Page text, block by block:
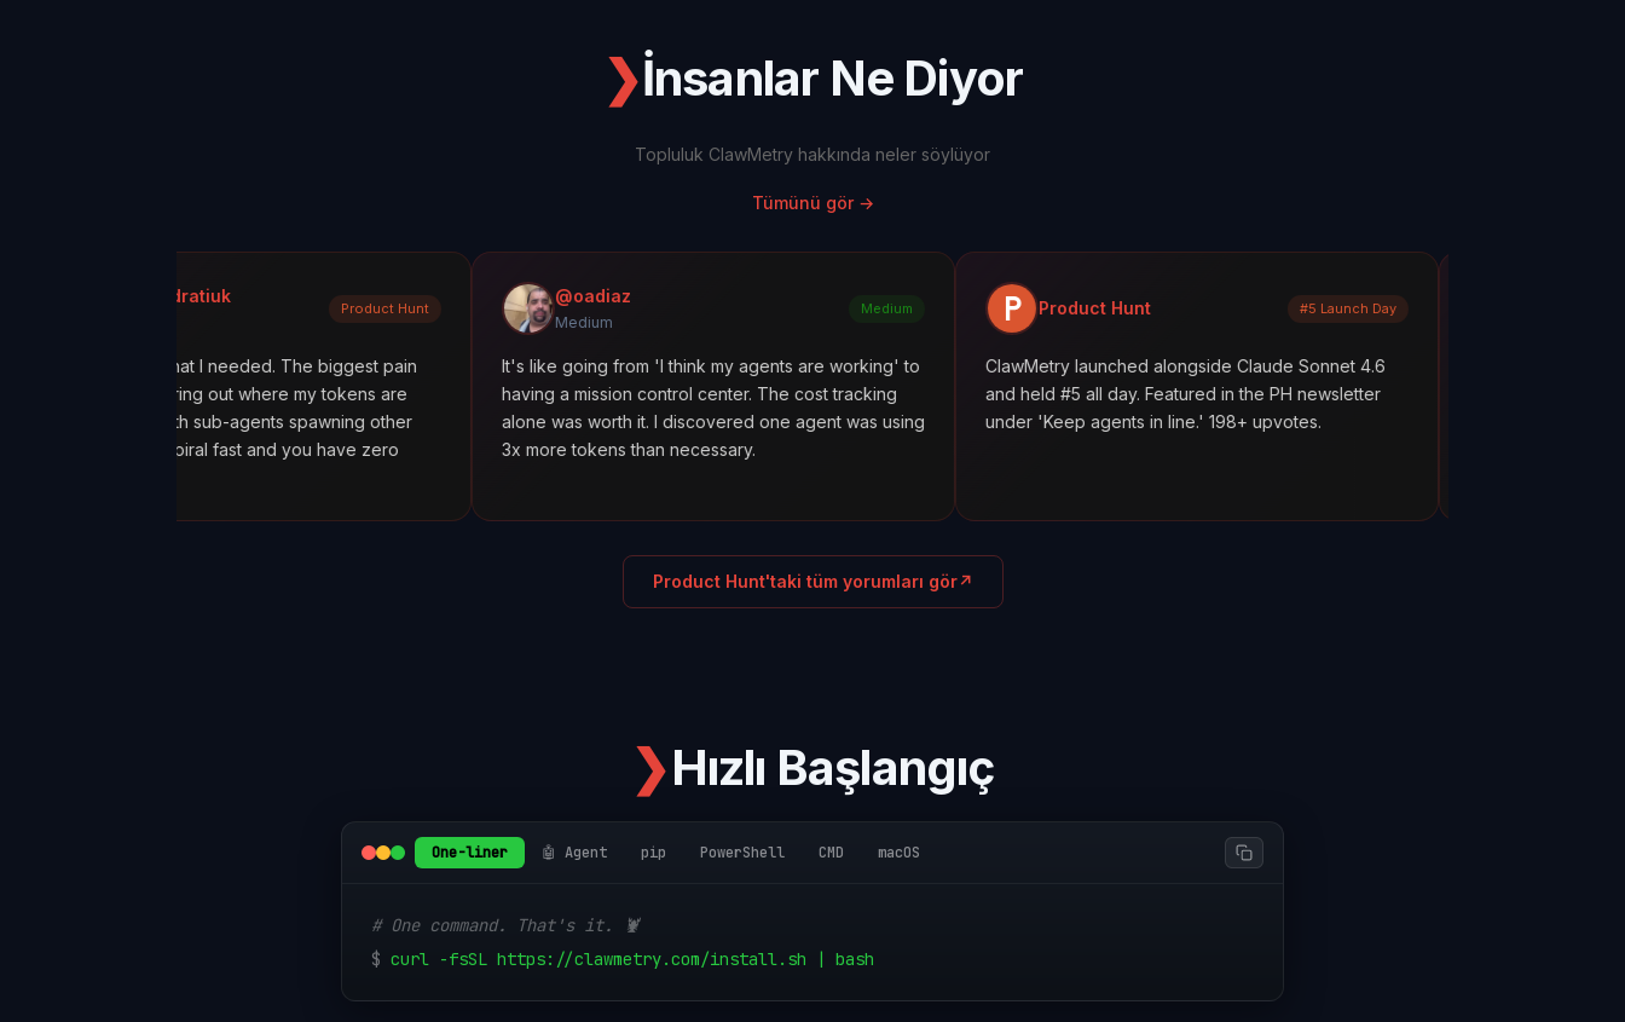
❯İnsanlar Ne Diyor
Topluluk ClawMetry hakkında neler söylüyor
Tümünü gör→
what I needed. The biggest pain
figuring out where my tokens are
with sub-agents spawning other
costs spiral fast and you have zero
@oadiaz
Medium
It's like going from 'I think my agents are working' to
having a mission control center. The cost tracking
alone was worth it. I discovered one agent was using
3x more tokens than necessary.
Product Hunt
ClawMetry launched alongside Claude Sonnet 4.6
and held #5 all day. Featured in the PH newsletter
under 'Keep agents in line.' 198+ upvotes.
What are your AI agents
scenes? Most builders don't
Product Hunt'taki tüm yorumları gör↗
❯Hızlı Başlangıç
One-liner 🤖 Agent pip PowerShell CMD macOS
# One command. That's it. 🦞
$ curl -fsSL https://clawmetry.com/install.sh | bash